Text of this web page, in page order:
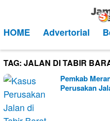
kontenMobile
HOME Advertorial
TAG: JALAN DI TABIR
Pemkab
Perusakan